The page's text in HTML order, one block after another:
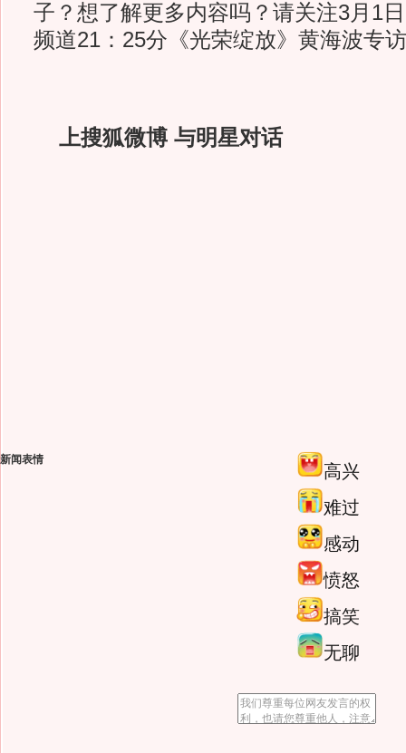
子？想了解更多内容吗？请关注3月1
频道21：25分《光荣绽放》黄海波专
上搜狐微博 与明星对话
新闻表情
高兴
难过
感动
愤怒
搞笑
无聊